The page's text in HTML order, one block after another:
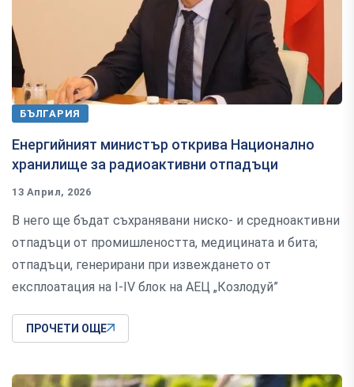
БЪЛГАРИЯ
Енергийният министър открива Национално
хранилище за радиоактивни отпадъци
13 Април, 2026
В него ще бъдат съхранявани ниско- и средноактивни
отпадъци от промишлеността, медицината и бита;
отпадъци, генерирани при извеждането от
експлоатация на I-IV блок на АЕЦ „Козлодуй”
ПРОЧЕТИ ОЩЕ